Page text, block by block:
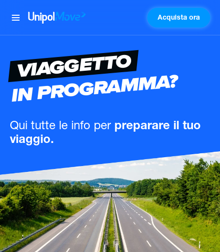
UnipolMove Acquista ora
VIAGGETTO
IN PROGRAMMA?
Qui tutte le info per preparare il tuo
viaggio.